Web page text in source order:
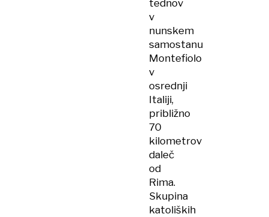
tednov
v
nunskem
samostanu
Montefiolo
v
osrednji
Italiji,
približno
70
kilometrov
daleč
od
Rima.
Skupina
katoliških